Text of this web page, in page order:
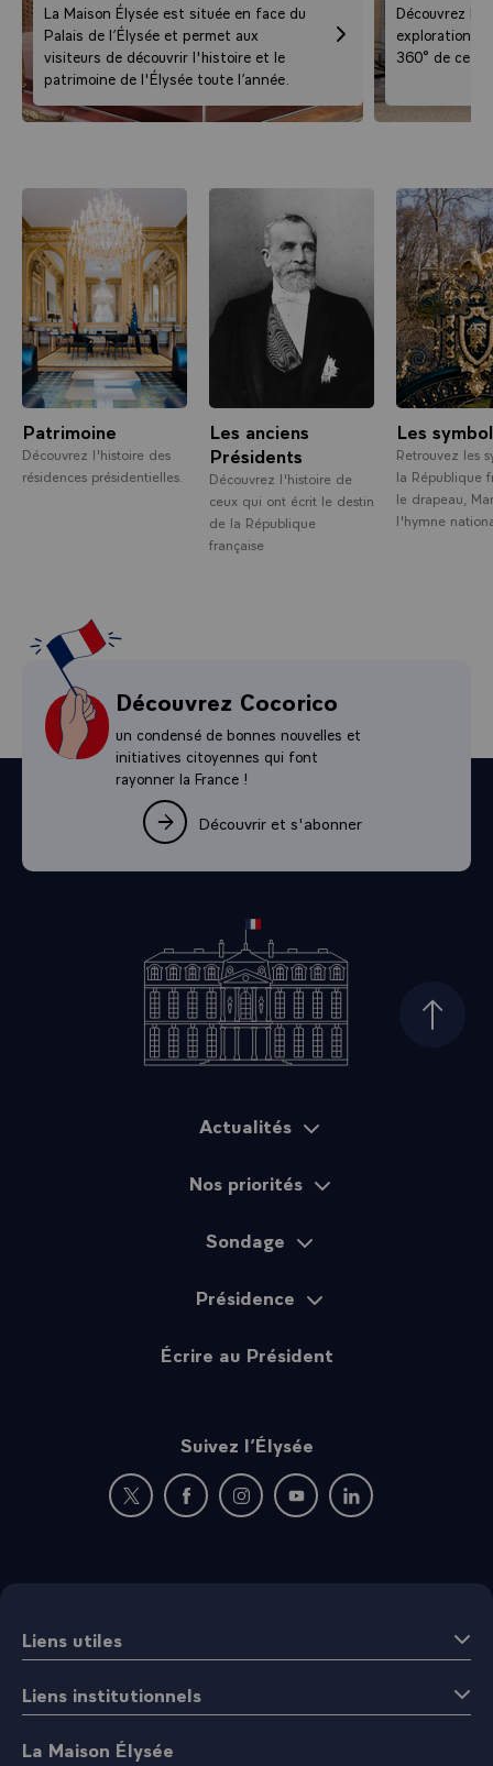
La Maison Élysée est située en face du
Palais de l’Élysée et permet aux
visiteurs de découvrir l'histoire et le
patrimoine de l'Élysée toute l’année.
Découvrez le
exploration
360° de ce
Patrimoine
Découvrez l'histoire des
résidences présidentielles.
Les anciens
Présidents
Découvrez l'histoire de
ceux qui ont écrit le destin
de la République
française
Les
Retrouvez les
la République
le drapeau,
l'hymne
Découvrez Cocorico
un condensé de bonnes nouvelles et
initiatives citoyennes qui font
rayonner la France !
Découvrir et s'abonner
Haut
Actualités
Nos priorités
Sondage
Présidence
Écrire au Président
Suivez l’Élysée
Nouvelle fenêtre : rejoignez-nous sur Twitter
Nouvelle fenêtre : rejoignez-nous sur
Nouvelle fenêtre : rejoignez-nous
Nouvelle fenêtre :
Nouvelle fenêtre :
Liens utiles
Liens institutionnels
La Maison Élysée